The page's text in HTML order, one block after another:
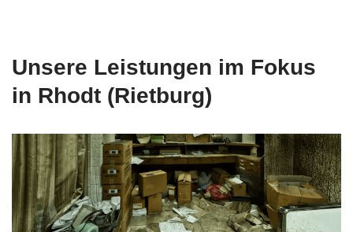
Unsere Leistungen im Fokus
in Rhodt (Rietburg)